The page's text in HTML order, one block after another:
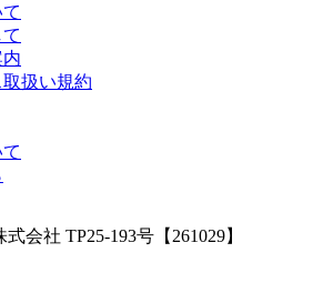
扱い規約
会社 TP25-193号【261029】